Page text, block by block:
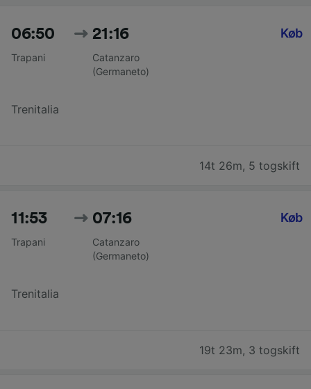
06:50
Trapani
21:16
Catanzaro
(Germaneto)
Trenitalia
Køb
14t 26m, 5 togskift
11:53
Trapani
07:16
Catanzaro
(Germaneto)
Trenitalia
Køb
19t 23m, 3 togskift